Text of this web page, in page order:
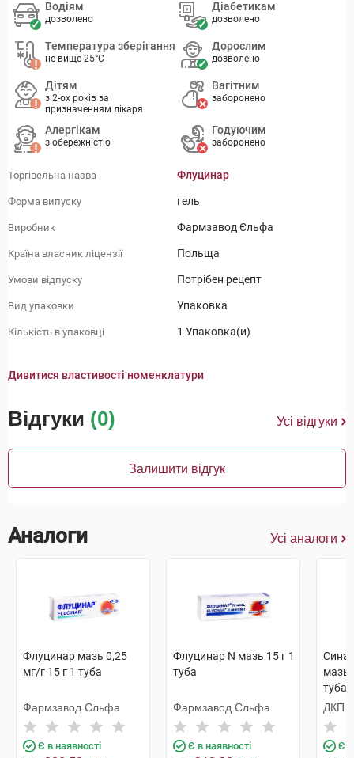
Водіям
дозволено
Діабетикам
дозволено
Температура зберігання
не вище 25°C
Дорослим
дозволено
Дітям
з 2-ох років за
призначенням лікаря
Вагітним
заборонено
Алергікам
з обережністю
Годуючим
заборонено
Торгівельна назва Флуцинар
Форма випуску гель
Виробник Фармзавод Єльфа
Країна власник ліцензії Польща
Умови відпуску Потрібен рецепт
Вид упаковки Упаковка
Кількість в упаковці 1 Упаковка(и)
Дивитися властивості номенклатури
Відгуки (0) Усі відгуки
Залишити відгук
Аналоги Усі аналоги
Флуцинар мазь 0,25
мг/г 15 г 1 туба
Фармзавод Єльфа
Є в наявності
Флуцинар N мазь 15 г 1
туба
Фармзавод Єльфа
Є в наявності
мазь
туба
ДКП
Є в